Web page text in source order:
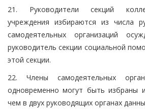
21. Руководители секций
учреждения избираются из числа
самодеятельных организаций
руководитель секции социальной
этой секции.
22. Члены самодеятельных
одновременно могут быть избраны
чем в двух руководящих органах